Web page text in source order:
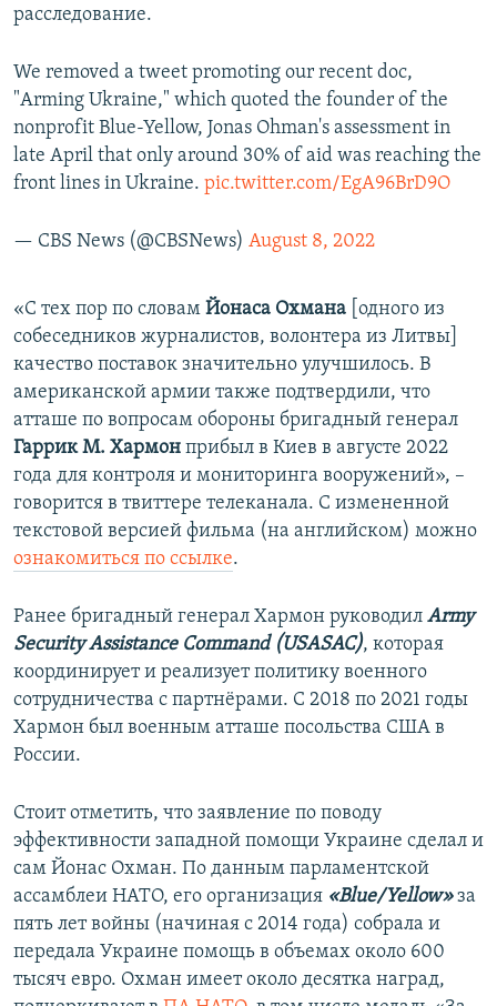
расследование.
We removed a tweet promoting our recent doc,
"Arming Ukraine," which quoted the founder of the
nonprofit Blue-Yellow, Jonas Ohman's assessment in
late April that only around 30% of aid was reaching the
front lines in Ukraine. pic.twitter.com/EgA96BrD9O
— CBS News (@CBSNews) August 8, 2022
«С тех пор по словам Йонаса Охмана [одного из
собеседников журналистов, волонтера из Литвы]
качество поставок значительно улучшилось. В
американской армии также подтвердили, что
атташе по вопросам обороны бригадный генерал
Гаррик М. Хармон прибыл в Киев в августе 2022
года для контроля и мониторинга вооружений», –
говорится в твиттере телеканала. С измененной
текстовой версией фильма (на английском) можно
ознакомиться по ссылке.
Ранее бригадный генерал Хармон руководил Army
Security Assistance Command (USASAC), которая
координирует и реализует политику военного
сотрудничества с партнёрами. С 2018 по 2021 годы
Хармон был военным атташе посольства США в
России.
Стоит отметить, что заявление по поводу
эффективности западной помощи Украине сделал и
сам Йонас Охман. По данным парламентской
ассамблеи НАТО, его организация «Blue/Yellow»за
пять лет войны (начиная с 2014 года) собрала и
передала Украине помощь в объемах около 600
тысяч евро. Охман имеет около десятка наград,